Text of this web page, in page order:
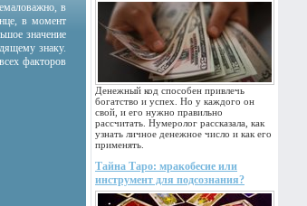
Денежный код способен привлечь
богатство и успех. Но у каждого он
свой, и его нужно правильно
рассчитать. Нумеролог рассказала, как
узнать личное денежное число и как его
применять.
Тайна Таро: мракобесие или
инструмент для подсознания?
в
в момент
значение
знаку.
факторов